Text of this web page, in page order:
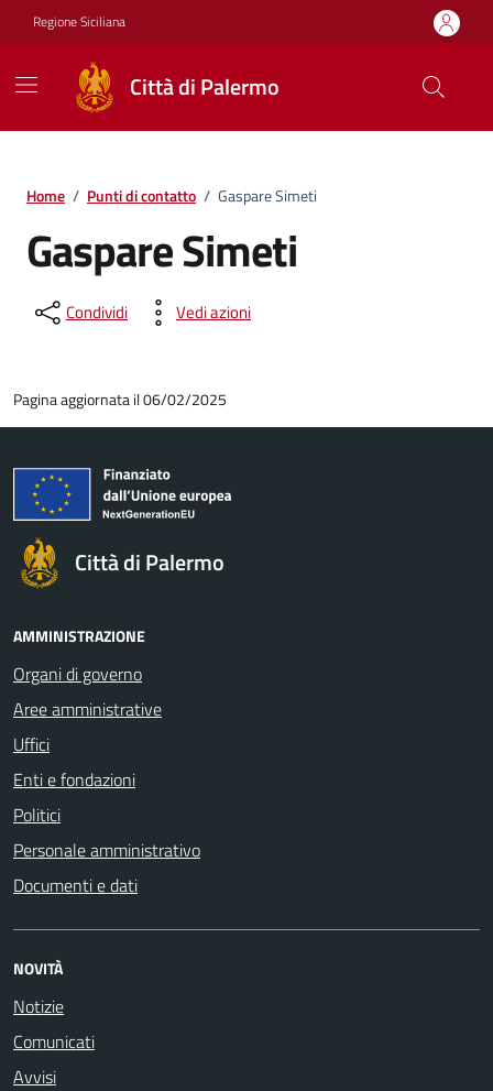
Vai ai contenuti
Vai al footer
Regione Siciliana
Città di Palermo
Home / Punti di contatto / Gaspare Simeti
Gaspare Simeti
Condividi Vedi azioni
Pagina aggiornata il 06/02/2025
Città di Palermo
AMMINISTRAZIONE
Organi di governo
Aree amministrative
Uffici
Enti e fondazioni
Politici
Personale amministrativo
Documenti e dati
NOVITÀ
Notizie
Comunicati
Avvisi